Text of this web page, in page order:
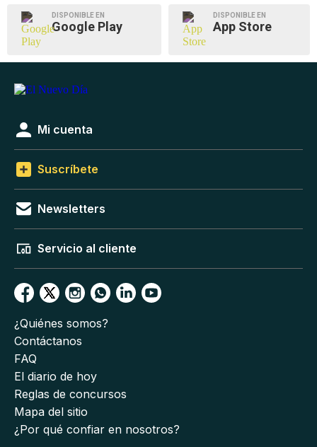
DISPONIBLE EN
Google Play
DISPONIBLE EN
App Store
Mi cuenta
Suscríbete
Newsletters
Servicio al cliente
¿Quiénes somos?
Contáctanos
FAQ
El diario de hoy
Reglas de concursos
Mapa del sitio
¿Por qué confiar en nosotros?